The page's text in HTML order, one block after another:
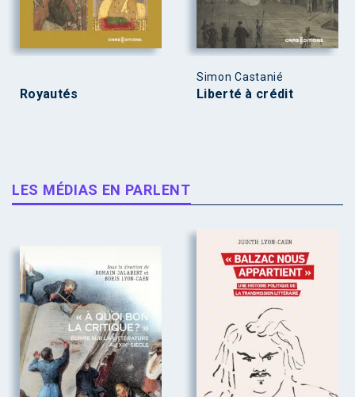
Royautés
Simon Castanié
Liberté à crédit
LES MÉDIAS EN PARLENT